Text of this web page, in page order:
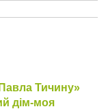
Тичину»
дім-моя